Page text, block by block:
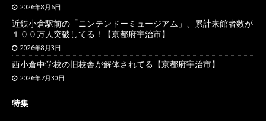
2026年8月6日
近鉄小倉駅前の「ニンテンドーミュージアム」、累計来館者数が
１００万人突破してる！【京都府宇治市】
2026年8月3日
西小倉中学校の旧校舎が解体されてる【京都府宇治市】
2026年7月30日
特集